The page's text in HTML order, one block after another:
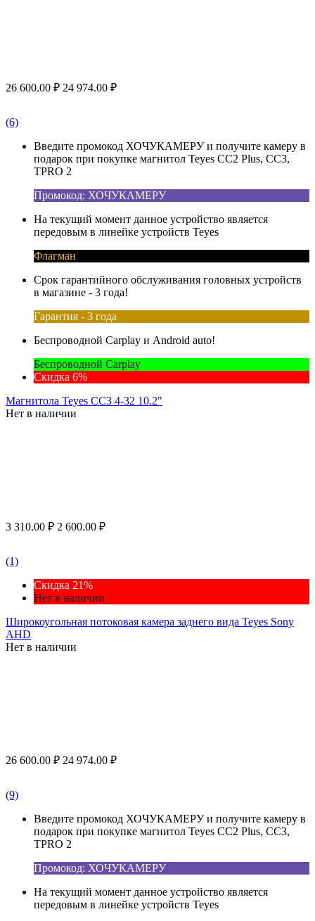
26 600.00 ₽ 24 974.00 ₽
(6)
Введите промокод ХОЧУКАМЕРУ и получите камеру в
подарок при покупке магнитол Teyes CC2 Plus, CC3,
TPRO 2
Промокод: ХОЧУКАМЕРУ
На текущий момент данное устройство является
передовым в линейке устройств Teyes
Флагман
Срок гарантийного обслуживания головных устройств
в магазине - 3 года!
Гарантия - 3 года
Беспроводной Carplay и Android auto!
Беспроводной Carplay
Скидка 6%
Магнитола Teyes CC3 4-32 10.2"
Нет в наличии
3 310.00 ₽ 2 600.00 ₽
(1)
Скидка 21%
Нет в наличии
Широкоугольная потоковая камера заднего вида Teyes Sony
AHD
Нет в наличии
26 600.00 ₽ 24 974.00 ₽
(9)
Введите промокод ХОЧУКАМЕРУ и получите камеру в
подарок при покупке магнитол Teyes CC2 Plus, CC3,
TPRO 2
Промокод: ХОЧУКАМЕРУ
На текущий момент данное устройство является
передовым в линейке устройств Teyes